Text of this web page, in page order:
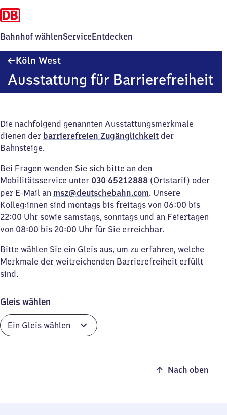
Bahnhof wählenServiceEntdecken
Köln West
Ausstattung für Barrierefreiheit
Die nachfolgend genannten Ausstattungsmerkmale
dienen der barrierefreien Zugänglichkeit der
Bahnsteige.
Bei Fragen wenden Sie sich bitte an den
Mobilitätsservice unter 030 65212888 (Ortstarif) oder
per E-Mail an msz@deutschebahn.com. Unsere
Kolleg:innen sind montags bis freitags von 06:00 bis
22:00 Uhr sowie samstags, sonntags und an Feiertagen
von 08:00 bis 20:00 Uhr für Sie erreichbar.
Bitte wählen Sie ein Gleis aus, um zu erfahren, welche
Merkmale der weitreichenden Barrierefreiheit erfüllt
sind.
Gleis wählen
Nach oben